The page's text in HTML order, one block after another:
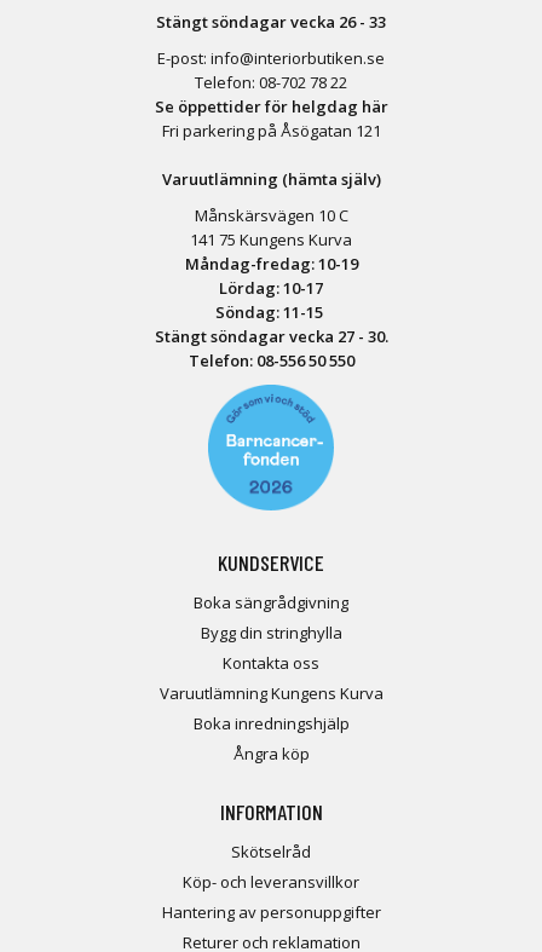
Stängt söndagar vecka 26 - 33
E-post: info@interiorbutiken.se
Telefon: 08-702 78 22
Se öppettider för helgdag här
Fri parkering på Åsögatan 121
Varuutlämning (hämta själv)
Månskärsvägen 10 C
141 75 Kungens Kurva
Måndag-fredag: 10-19
Lördag: 10-17
Söndag: 11-15
Stängt söndagar vecka 27 - 30.
Telefon: 08-556 50 550
KUNDSERVICE
Boka sängrådgivning
Bygg din stringhylla
Kontakta oss
Varuutlämning Kungens Kurva
Boka inredningshjälp
Ångra köp
INFORMATION
Skötselråd
Köp- och leveransvillkor
Hantering av personuppgifter
Returer och reklamation